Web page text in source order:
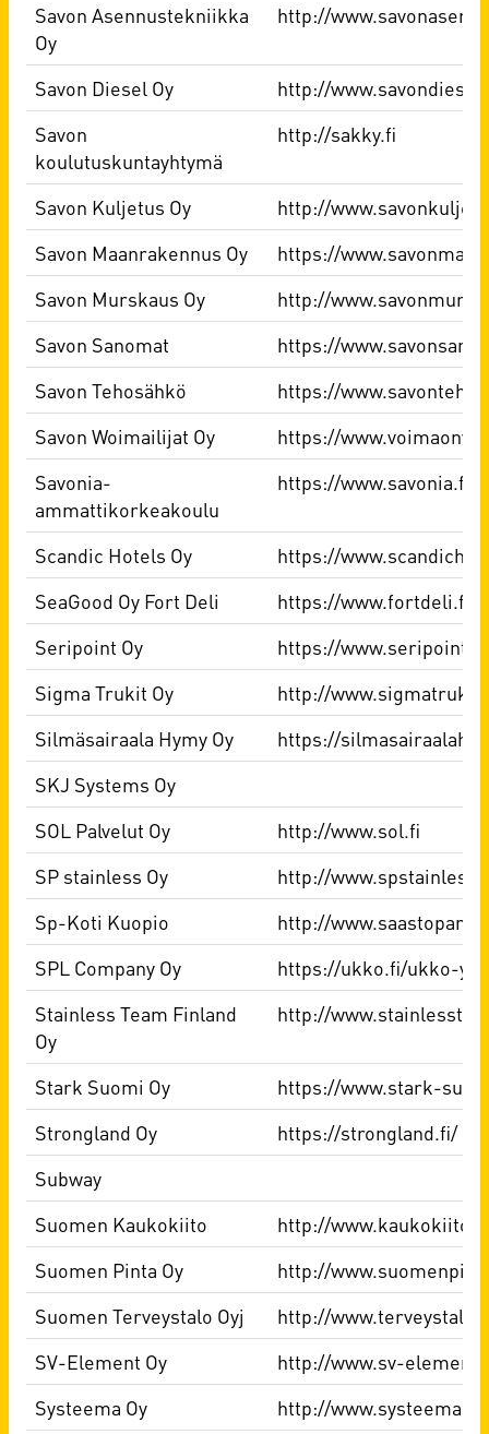
Savon Asennustekniikka
Oy
http://
Savon Diesel Oy
http://
Savon
koulutuskuntayhtymä
http://sakky.fi
Savon Kuljetus Oy
http://
Savon Maanrakennus Oy
https://
Savon Murskaus Oy
http://
Savon Sanomat
https://
Savon Tehosähkö
https://
Savon Woimailijat Oy
https://
Savonia-
ammattikorkeakoulu
https://www.savonia.fi/
Scandic Hotels Oy
https://
SeaGood Oy Fort Deli
https://www.fortdeli.fi/
Seripoint Oy
https://www.seripoint.fi/
Sigma Trukit Oy
http://
Silmäsairaala Hymy Oy
https://
SKJ Systems Oy
SOL Palvelut Oy
http://www.sol.fi
SP stainless Oy
http://
Sp-Koti Kuopio
http://
SPL Company Oy
https://ukko.fi/ukko-
Stainless Team Finland
Oy
http://
Stark Suomi Oy
https://www.stark-
Strongland Oy
https://strongland.fi/
Subway
Suomen Kaukokiito
http://
Suomen Pinta Oy
http://
Suomen Terveystalo Oyj
http://
SV-Element Oy
http://www.sv-
Systeema Oy
http://www.systeema.fi.